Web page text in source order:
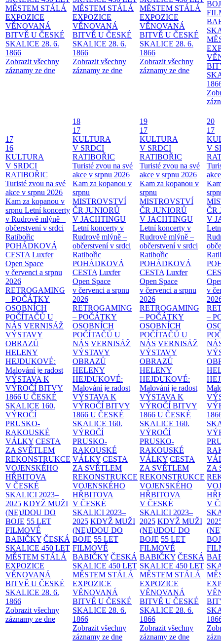
MĚSTEM STÁLÁ
EXPOZICE
VĚNOVANÁ
BITVĚ U ČESKÉ
SKALICE 28. 6.
1866
Zobrazit všechny
záznamy ze dne
MĚSTEM STÁLÁ
EXPOZICE
VĚNOVANÁ
BITVĚ U ČESKÉ
SKALICE 28. 6.
1866
Zobrazit všechny
záznamy ze dne
MĚSTEM STÁLÁ
EXPOZICE
VĚNOVANÁ
BITVĚ U ČESKÉ
SKALICE 28. 6.
1866
Zobrazit všechny
záznamy ze dne
17
16
KULTURA
V SRDCI
RATIBOŘIC
Turisté zvou na své
akce v srpnu 2026
Kam za kopanou v
srpnu Letní koncerty
v Rudrově mlýně –
občerstvení v srdci
Ratibořic
POHÁDKOVÁ
CESTA Luxfer
Open Space
v červenci a srpnu
2026
RETROGAMING
– POČÁTKY
OSOBNÍCH
POČÍTAČŮ U
NÁS VERNISÁŽ
VÝSTAVY
OBRAZŮ
HELENY
HEJDUKOVÉ:
Malování je radost
VÝSTAVA K
VÝROČÍ BITVY
1866 U ČESKÉ
SKALICE 160.
VÝROČÍ
PRUSKO-
RAKOUSKÉ
VÁLKY CESTA
ZA SVĚTLEM
REKONSTRUKCE
VOJENSKÉHO
HŘBITOVA
V ČESKÉ
SKALICI 2023–
2025 KDYŽ MUŽI
(NE)JDOU DO
BOJE 55 LET
FILMOVÉ
BABIČKY ČESKÁ
SKALICE 450 LET
MĚSTEM STÁLÁ
EXPOZICE
VĚNOVANÁ
BITVĚ U ČESKÉ
SKALICE 28. 6.
1866
Zobrazit všechny
záznamy ze dne
18
17
KULTURA
V SRDCI
RATIBOŘIC
Turisté zvou na své
akce v srpnu 2026
Kam za kopanou v
srpnu
MISTROVSTVÍ
ČR JUNIORŮ
V JACHTINGU
Letní koncerty v
Rudrově mlýně –
občerstvení v srdci
Ratibořic
POHÁDKOVÁ
CESTA Luxfer
Open Space
v červenci a srpnu
2026
RETROGAMING
– POČÁTKY
OSOBNÍCH
POČÍTAČŮ U
NÁS VERNISÁŽ
VÝSTAVY
OBRAZŮ
HELENY
HEJDUKOVÉ:
Malování je radost
VÝSTAVA K
VÝROČÍ BITVY
1866 U ČESKÉ
SKALICE 160.
VÝROČÍ
PRUSKO-
RAKOUSKÉ
VÁLKY CESTA
ZA SVĚTLEM
REKONSTRUKCE
VOJENSKÉHO
HŘBITOVA
V ČESKÉ
SKALICI 2023–
2025 KDYŽ MUŽI
(NE)JDOU DO
BOJE 55 LET
FILMOVÉ
BABIČKY ČESKÁ
SKALICE 450 LET
MĚSTEM STÁLÁ
EXPOZICE
VĚNOVANÁ
BITVĚ U ČESKÉ
SKALICE 28. 6.
1866
Zobrazit všechny
záznamy ze dne
19
17
KULTURA
V SRDCI
RATIBOŘIC
Turisté zvou na své
akce v srpnu 2026
Kam za kopanou v
srpnu
MISTROVSTVÍ
ČR JUNIORŮ
V JACHTINGU
Letní koncerty v
Rudrově mlýně –
občerstvení v srdci
Ratibořic
POHÁDKOVÁ
CESTA Luxfer
Open Space
v červenci a srpnu
2026
RETROGAMING
– POČÁTKY
OSOBNÍCH
POČÍTAČŮ U
NÁS VERNISÁŽ
VÝSTAVY
OBRAZŮ
HELENY
HEJDUKOVÉ:
Malování je radost
VÝSTAVA K
VÝROČÍ BITVY
1866 U ČESKÉ
SKALICE 160.
VÝROČÍ
PRUSKO-
RAKOUSKÉ
VÁLKY CESTA
ZA SVĚTLEM
REKONSTRUKCE
VOJENSKÉHO
HŘBITOVA
V ČESKÉ
SKALICI 2023–
2025 KDYŽ MUŽI
(NE)JDOU DO
BOJE 55 LET
FILMOVÉ
BABIČKY ČESKÁ
SKALICE 450 LET
MĚSTEM STÁLÁ
EXPOZICE
VĚNOVANÁ
BITVĚ U ČESKÉ
SKALICE 28. 6.
1866
Zobrazit všechny
záznamy ze dne
20
17
V
ČR
V
v
–
ZA
V